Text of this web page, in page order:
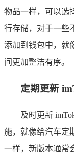
物品一样，可以选
行存储，对于一些
添加到钱包中，就
间更加整洁有序。
定期更新
及时更新
施，就像给汽车定
一样，新版本通常